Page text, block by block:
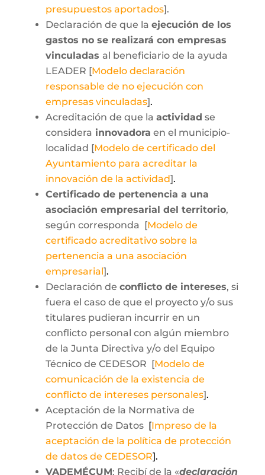
presupuestos aportados].
Declaración de que la ejecución de los
gastos no se realizará con empresas
vinculadas al beneficiario de la ayuda
LEADER [Modelo declaración
responsable de no ejecución con
empresas vinculadas].
Acreditación de que la actividad se
considera innovadora en el municipio-
localidad [Modelo de certificado del
Ayuntamiento para acreditar la
innovación de la actividad].
Certificado de pertenencia a una
asociación empresarial del territorio,
según corresponda [Modelo de
certificado acreditativo sobre la
pertenencia a una asociación
empresarial].
Declaración de conflicto de intereses, si
fuera el caso de que el proyecto y/o sus
titulares pudieran incurrir en un
conflicto personal con algún miembro
de la Junta Directiva y/o del Equipo
Técnico de CEDESOR [Modelo de
comunicación de la existencia de
conflicto de intereses personales].
Aceptación de la Normativa de
Protección de Datos [Impreso de la
aceptación de la política de protección
de datos de CEDESOR].
VADEMÉCUM: Recibí de la «declaración